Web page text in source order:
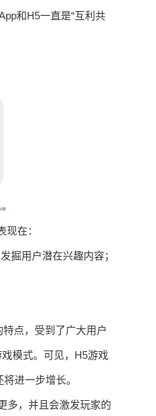
和H5一直是“互利共
在：
掘用户潜在兴趣内容；
点，受到了广大用户
模式。可见，H5游戏
进一步增长。
多，并且会激发玩家的